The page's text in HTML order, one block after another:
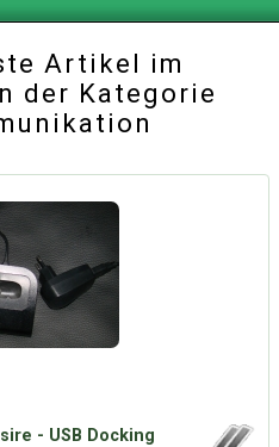
Artikel im
der Kategorie
- USB Docking